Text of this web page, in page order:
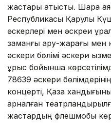
жастары қатысты. Шара
Республикасы Қарулы
әскерлері мен әскреи
заманғы қару-жарағы мен
әскери бөлімі әскери
ұрыс бойынша
78639 әскери
концерті, Қазақ
арналған
жастардың флешмобы